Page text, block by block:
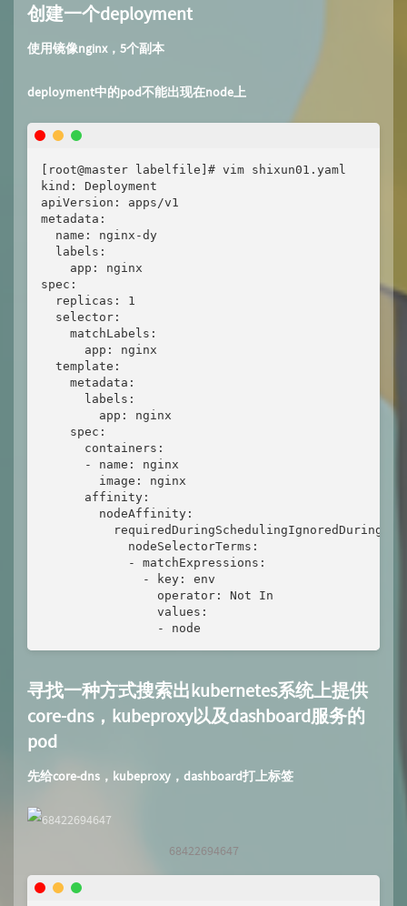
创建一个deployment
使用镜像nginx，5个副本
deployment中的pod不能出现在node上
[root@master labelfile]# vim shixun01.yaml
kind: Deployment
apiVersion: apps/v1
metadata:
  name: nginx-dy
  labels:
app: nginx
spec:
  replicas: 1
  selector:
matchLabels:
app: nginx
  template:
metadata:
labels:
app: nginx
spec:
containers:
- name: nginx
image: nginx
affinity:
nodeAffinity:
nodeSelectorTerms:
- matchExpressions:
- key: env
operator: Not In
values:
- node
寻找一种方式搜索出kubernetes系统上提供
core-dns，kubeproxy以及dashboard服务的
pod
先给core-dns，kubeproxy，dashboard打上标签
68422694647